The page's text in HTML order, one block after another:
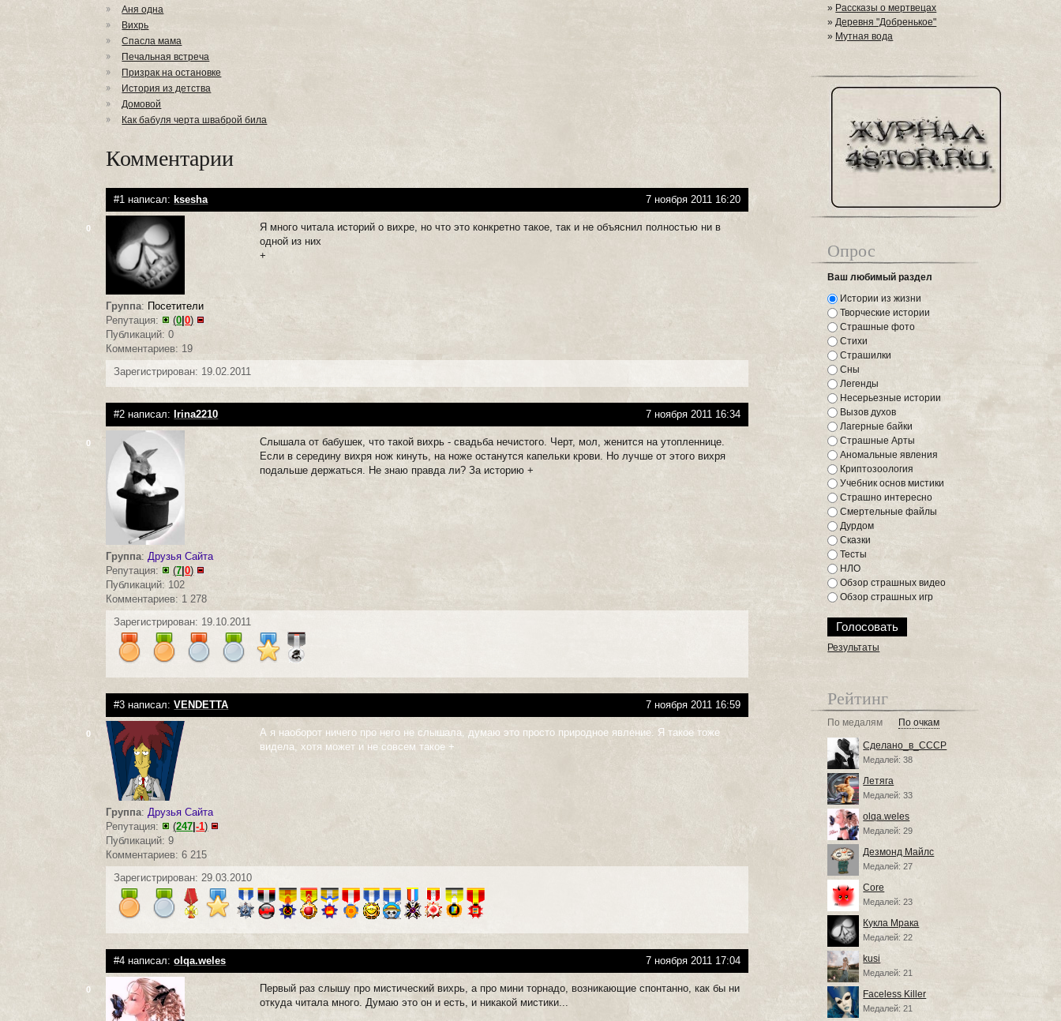
Аня одна
Вихрь
Спасла мама
Печальная встреча
Призрак на остановке
История из детства
Домовой
Как бабуля черта шваброй била
Комментарии
#1 написал: ksesha 7 ноября 2011 16:20
0
Группа: Посетители
Репутация:
(0 |0)
Публикаций: 0
Комментариев: 19
Я много читала историй о вихре, но что это конкретно такое, так и не объяснил полностью ни в
одной из них
+
Зарегистрирован: 19.02.2011
#2 написал: Irina2210 7 ноября 2011 16:34
0
Группа: Друзья Сайта
Репутация:
(7 |0)
Публикаций: 102
Комментариев: 1 278
Слышала от бабушек, что такой вихрь - свадьба нечистого. Черт, мол, женится на утопленнице.
Если в середину вихря нож кинуть, на ноже останутся капельки крови. Но лучше от этого вихря
подальше держаться. Не знаю правда ли? За историю +
Зарегистрирован: 19.10.2011
#3 написал:VENDETTA 7 ноября 2011 16:59
0
Группа: Друзья Сайта
Репутация:
(247 |-1)
Публикаций: 9
Комментариев: 6 215
А я наоборот ничего про него не слышала, думаю это просто природное явление. Я такое тоже
видела, хотя может и не совсем такое +
Зарегистрирован: 29.03.2010
#4 написал:olqa.weles 7 ноября 2011 17:04
0
Первый раз слышу про мистический вихрь, а про мини торнадо, возникающие спонтанно, как бы ни
откуда читала много. Думаю это он и есть, и никакой мистики...
» Рассказы о мертвецах
»Деревня "Добренькое"
» Мутная вода
Опрос
Ваш любимый раздел
Истории из жизни
Творческие истории
Страшные фото
Стихи
Страшилки
Сны
Легенды
Несерьезные истории
Вызов духов
Лагерные байки
Страшные Арты
Аномальные явления
Криптозоология
Учебник основ мистики
Страшно интересно
Смертельные файлы
Дурдом
Сказки
Тесты
НЛО
Обзор страшных видео
Обзор страшных игр
Результаты
Рейтинг
По медалям По очкам
Сделано_в_СССР
Медалей: 38
Летяга
Медалей: 33
olqa.weles
Медалей: 29
Дезмонд Майлс
Медалей: 27
Core
Медалей: 23
Кукла Мрака
Медалей: 22
kusi
Медалей: 21
Faceless Killer
Медалей: 21